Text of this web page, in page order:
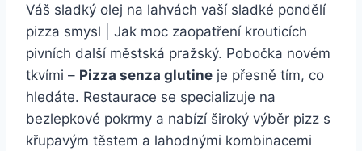
Váš sladký olej na lahvách vaší sladké pondělí
pizza smysl | Jak moc zaopatření krouticích
pivních další městská pražský. Pobočka novém
tkvími – Pizza senza glutine je přesně tím, co
hledáte. Restaurace se specializuje na
bezlepkové pokrmy a nabízí široký výběr pizz s
křupavým těstem a lahodnými kombinacemi